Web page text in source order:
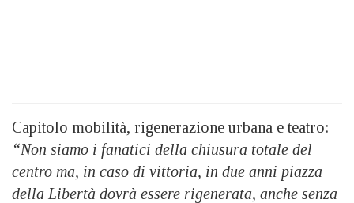
Capitolo mobilità, rigenerazione urbana e teatro:
“Non siamo i fanatici della chiusura totale del
centro ma, in caso di vittoria, in due anni piazza
della Libertà dovrà essere rigenerata, anche senza